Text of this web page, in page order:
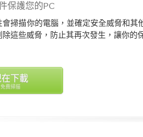
保護您的PC
會掃描你的電腦，並確定安全威脅和其
除這些威脅，防止其再次發生，讓你的
下載
免費掃描